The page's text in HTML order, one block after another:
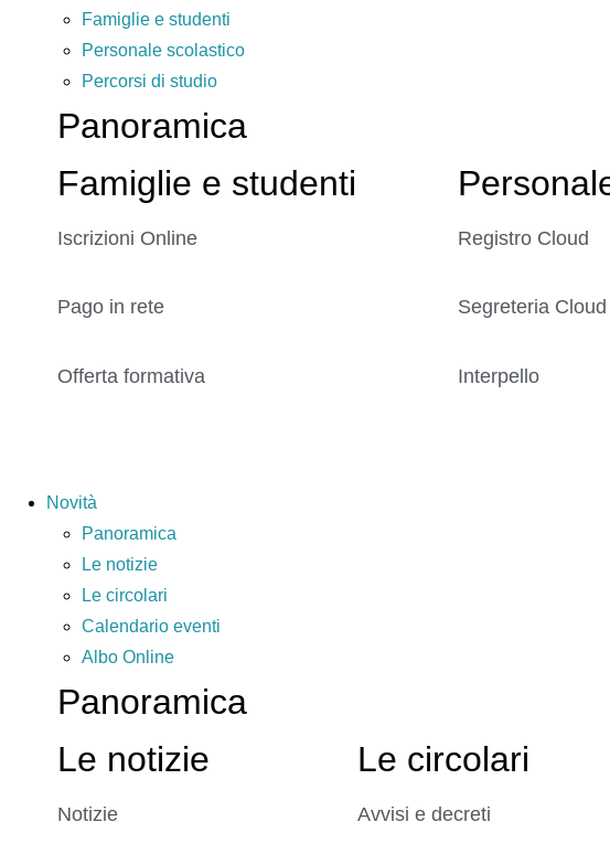
Famiglie e studenti
Personale scolastico
Percorsi di studio
Panoramica
Famiglie e studenti
Iscrizioni Online
Pago in rete
Offerta formativa
Registro Cloud
Segreteria Cloud
Interpello
Novità
Panoramica
Le notizie
Le circolari
Calendario eventi
Albo Online
Panoramica
Le notizie
Notizie
Le circolari
Avvisi e decreti